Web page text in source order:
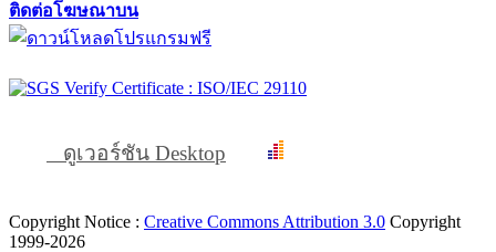
ติดต่อโฆษณาบน
ดูเวอร์ชัน Desktop
Copyright Notice : Creative Commons Attribution 3.0 Copyright
1999-2026